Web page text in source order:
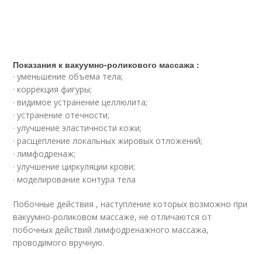
Показания к вакуумно-роликового массажа :
· уменьшение объема тела;
· коррекция фигуры;
· видимое устранение целлюлита;
· устранение отечности;
· улучшение эластичности кожи;
· расщепление локальных жировых отложений;
· лимфодренаж;
· улучшение циркуляции крови;
· моделирование контура тела
Побочные действия , наступление которых возможно при
вакуумно-роликовом массаже, не отличаются от
побочных действий лимфодренажного массажа,
проводимого вручную.